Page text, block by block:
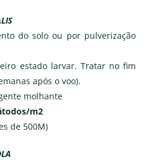
do solo ou por pulverização
estado larvar. Tratar no fim
após o voo).
molhante
m2
de 500M)